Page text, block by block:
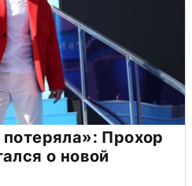
Прохор
о новой